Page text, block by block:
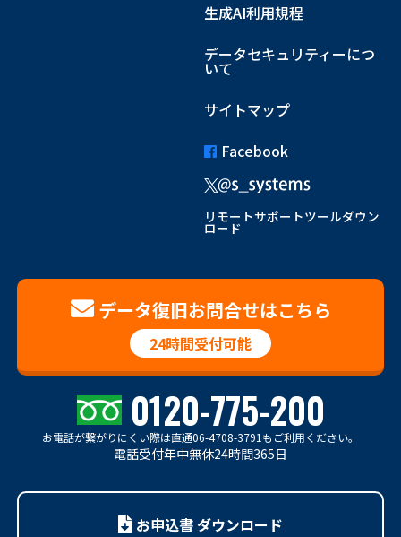
生成AI利用規程
データセキュリティーにつ
いて
サイトマップ
Facebook
リモートサポートツールダウン
ロード
データ復旧お問合せはこちら
24時間受付可能
0120-775-200
お電話が繋がりにくい際は直通06-4708-3791もご利用ください。
電話受付年中無休24時間365日
お申込書 ダウンロード